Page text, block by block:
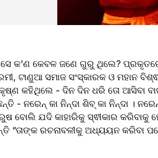
ସେ କ'ଣ କେବଳ ଜଣେ ଗୁରୁ ଥିଲେ?
ଟାଣୁଆ ସମାଜ ସଂସ୍କାରକ ଓ ମହାନ
କହିଥିଲେ - ଦିନ ଦିନ ଧରି ତୋ ଆସିବା
- ନରେନ୍ କା ନିନ୍ଦା ଶିବ୍ କା ନିନ୍ଦା ।
ବୋଲି ଯଦି କାହାରିକୁ ସ୍ଵୀକାର କରିବାକୁ
“ତାଙ୍କ ରଚନାବଳୀକୁ ଅଧ୍ୟୟନ